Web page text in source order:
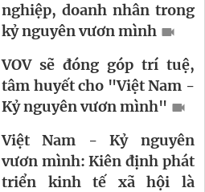
nghiệp, doanh nhân trong
kỷ nguyên vươn mình
VOV sẽ đóng góp trí tuệ,
tâm huyết cho "Việt Nam -
Kỷ nguyên vươn mình"
Việt Nam - Kỷ nguyên
vươn mình: Kiên định phát
triển kinh tế xã hội là